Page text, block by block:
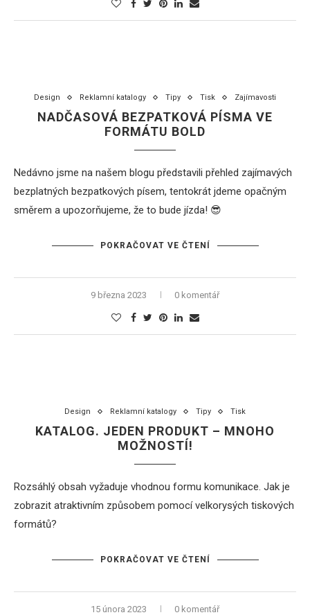
Design Reklamní katalogy Tipy Tisk Zajímavosti
NADČASOVÁ BEZPATKOVÁ PÍSMA VE
FORMÁTU BOLD
Nedávno jsme na našem blogu představili přehled zajímavých
bezplatných bezpatkových písem, tentokrát jdeme opačným
směrem a upozorňujeme, že to bude jízda! 😎
POKRAČOVAT VE ČTENÍ
9 března 2023 0 komentář
Design Reklamní katalogy Tipy Tisk
KATALOG. JEDEN PRODUKT – MNOHO
MOŽNOSTÍ!
Rozsáhlý obsah vyžaduje vhodnou formu komunikace. Jak je
zobrazit atraktivním způsobem pomocí velkorysých tiskových
formátů?
POKRAČOVAT VE ČTENÍ
15 února 2023 0 komentář